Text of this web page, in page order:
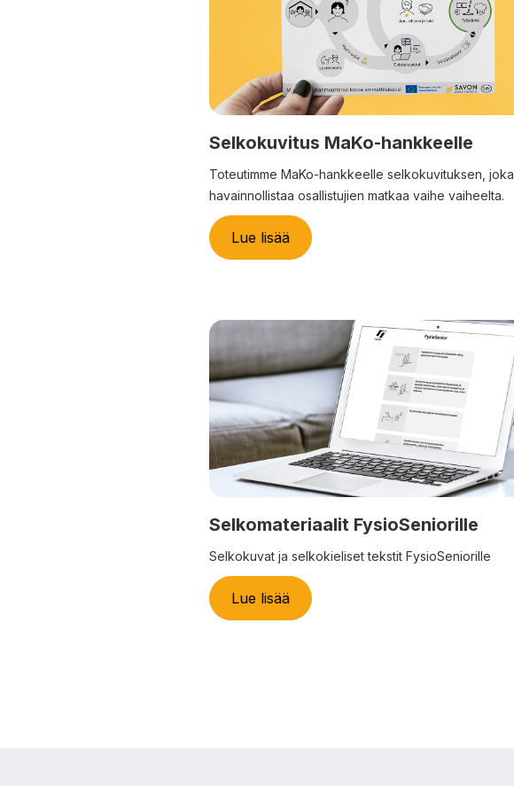
Selkokuvitus MaKo-hankkeelle
Toteutimme MaKo-hankkeelle selkokuvituksen, joka
havainnollistaa osallistujien matkaa vaihe vaiheelta.
Lue lisää
Selkomateriaalit FysioSeniorille
Selkokuvat ja selkokieliset tekstit FysioSeniorille
Lue lisää